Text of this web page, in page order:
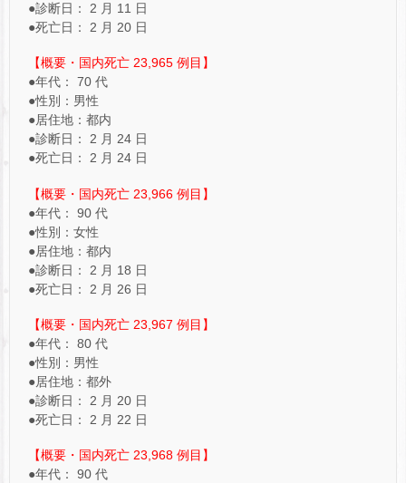
●診断日： 2 月 11 日
●死亡日： 2 月 20 日
【概要・国内死亡 23,965 例目】
●年代： 70 代
●性別：男性
●居住地：都内
●診断日： 2 月 24 日
●死亡日： 2 月 24 日
【概要・国内死亡 23,966 例目】
●年代： 90 代
●性別：女性
●居住地：都内
●診断日： 2 月 18 日
●死亡日： 2 月 26 日
【概要・国内死亡 23,967 例目】
●年代： 80 代
●性別：男性
●居住地：都外
●診断日： 2 月 20 日
●死亡日： 2 月 22 日
【概要・国内死亡 23,968 例目】
●年代： 90 代